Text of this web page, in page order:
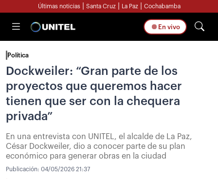
Últimas noticias Santa Cruz La Paz Cochabamba
En vivo
Política
Dockweiler: “Gran parte de los
proyectos que queremos hacer
tienen que ser con la chequera
privada”
En una entrevista con UNITEL, el alcalde de La Paz,
César Dockweiler, dio a conocer parte de su plan
económico para generar obras en la ciudad
Publicación: 04/05/2026 21:37